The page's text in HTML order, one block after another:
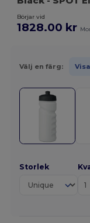
Börjar vid
1828.00 kr
Välj en färg:
Storlek